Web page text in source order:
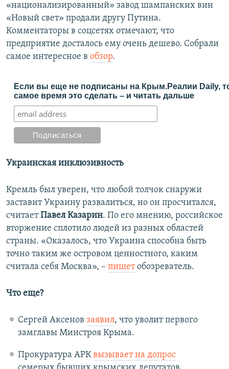
«национализированный» завод шампанских вин
«Новый свет» продали другу Путина.
Комментаторы в соцсетях отмечают, что
предприятие досталось ему очень дешево. Собрали
самое интересное в обзор.
Если вы еще не подписаны на Крым.Реалии Daily,
самое время это сделать – и читать дальше
Украинская инклюзивность
Кремль был уверен, что любой толчок снаружи
заставит Украину развалиться, но он просчитался,
считаетПавел Казарин. По его мнению, российское
вторжение сплотило людей из разных областей
страны. «Оказалось, что Украина способна быть
точно таким же островом ценностного, каким
считала себя Москва», – пишетобозреватель.
Что еще?
Сергей Аксенов заявил, что уволит первого
замглавы Минстроя Крыма.
Прокуратура АРКвызывает на допрос